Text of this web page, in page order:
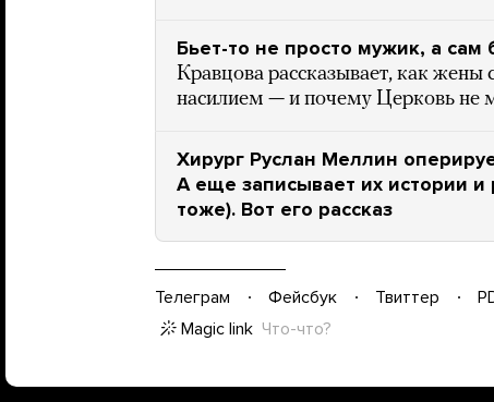
Бьет-то не просто мужик, а сам
Кравцова рассказывает, как
насилием — и почему Церковь не
Хирург Руслан Меллин
А еще записывает их истории
тоже). Вот его рассказ
Телеграм Фейсбук Твиттер
Magic link Что-что?